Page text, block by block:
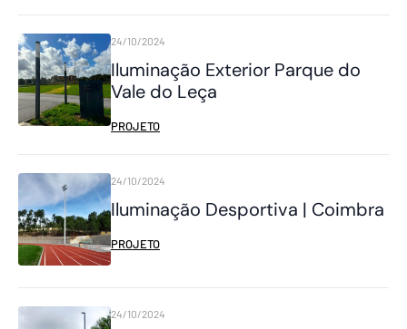
Iluminação Exterior Parque do
Vale do Leça
24/10/2024
PROJETO
Iluminação Desportiva | Coimbra
24/10/2024
PROJETO
24/10/2024